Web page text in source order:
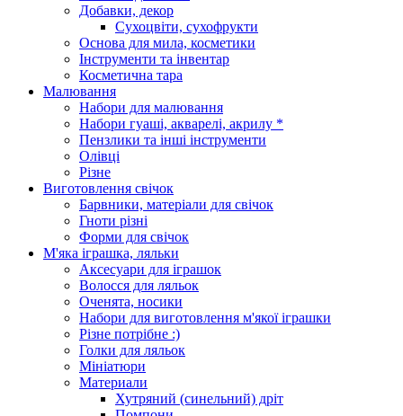
Добавки, декор
Сухоцвіти, сухофрукти
Основа для мила, косметики
Інструменти та інвентар
Косметична тара
Малювання
Набори для малювання
Набори гуаші, акварелі, акрилу *
Пензлики та інші інструменти
Олівці
Різне
Виготовлення свічок
Барвники, матеріали для свічок
Гноти різні
Форми для свічок
М'яка іграшка, ляльки
Аксесуари для іграшок
Волосся для ляльок
Оченята, носики
Набори для виготовлення м'якої іграшки
Різне потрібне :)
Голки для ляльок
Мініатюри
Материали
Хутряний (синельний) дріт